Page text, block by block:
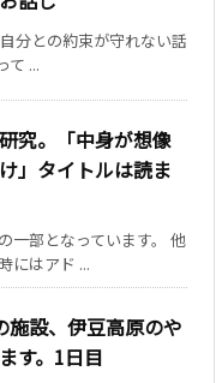
分との約束が守れない話
て ...
究。「中身が想像
」タイトルは読ま
一部となっています。 他
にはアド ...
施設、伊豆高原のや
す。1日目